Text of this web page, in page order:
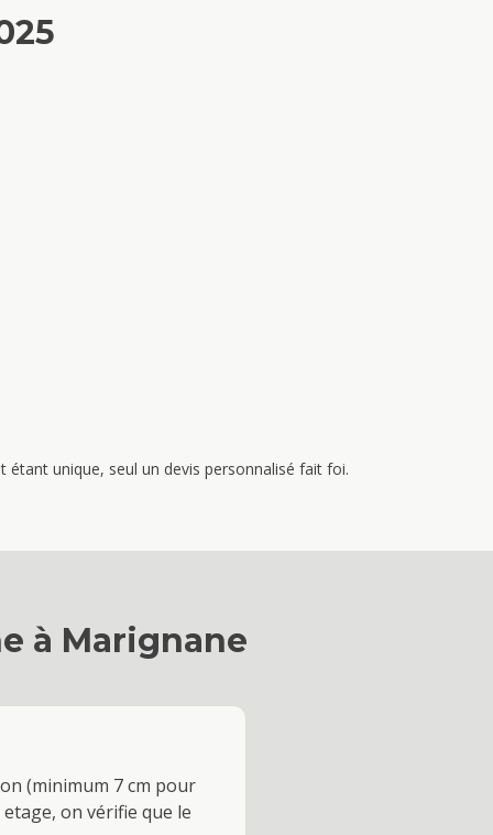
unique, seul un devis personnalisé fait foi.
à Marignane
(minimum 7 cm pour
on vérifie que le